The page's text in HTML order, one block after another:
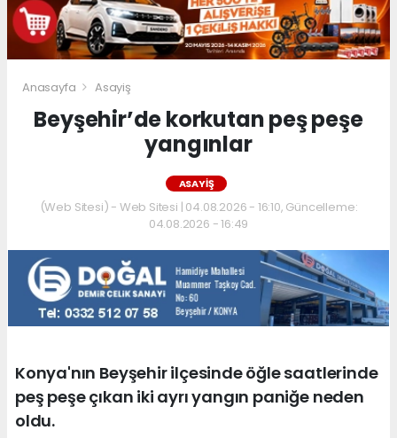
Anasayfa Asayiş
Beyşehir’de korkutan peş peşe
yangınlar
ASAYIŞ
(Web Sitesi) - Web Sitesi | 04.08.2026 - 16:10, Güncelleme:
04.08.2026 - 16:49
Konya'nın Beyşehir ilçesinde öğle saatlerinde
peş peşe çıkan iki ayrı yangın paniğe neden
oldu.